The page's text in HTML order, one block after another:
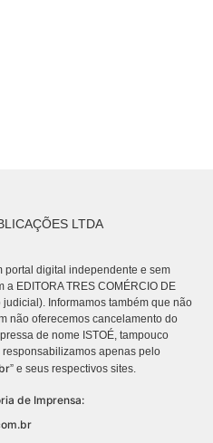
LTDA
portal digital independente e sem
EDITORA TRES COMÉRCIO DE
judicial). Informamos também que não
não oferecemos cancelamento do
de nome ISTOÉ, tampouco
apenas pelo
” e seus respectivos sites.
de Imprensa: